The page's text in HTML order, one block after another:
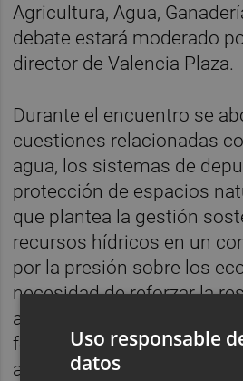
Agricultura, Agua,
debate estará moderado
director de Valencia Plaza.
Durante el encuentro se
cuestiones relacionadas
agua, los sistemas de
protección de espacios
que plantea la gestión
recursos hídricos en un
por la presión sobre los
necesidad de reforzar la
ambiental. El encuentro
foco en la coordinación
administraciones,
Uso responsable
datos